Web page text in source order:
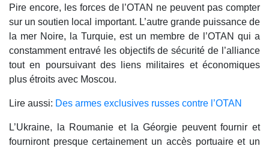
Pire encore, les forces de l’OTAN ne peuvent pas compter
sur un soutien local important. L’autre grande puissance de
la mer Noire, la Turquie, est un membre de l’OTAN qui a
constamment entravé les objectifs de sécurité de l’alliance
tout en poursuivant des liens militaires et économiques
plus étroits avec Moscou.
Lire aussi: Des armes exclusives russes contre l’OTAN
L’Ukraine, la Roumanie et la Géorgie peuvent fournir et
fourniront presque certainement un accès portuaire et un